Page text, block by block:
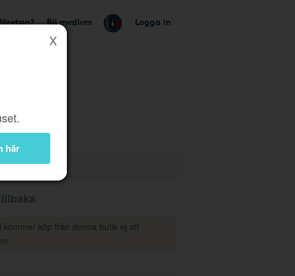
Bli medlem Logga in
här
kommer köp från denna butik ej att